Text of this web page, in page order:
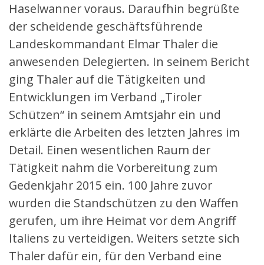
Haselwanner voraus. Daraufhin begrüßte
der scheidende geschäftsführende
Landeskommandant Elmar Thaler die
anwesenden Delegierten. In seinem Bericht
ging Thaler auf die Tätigkeiten und
Entwicklungen im Verband „Tiroler
Schützen“ in seinem Amtsjahr ein und
erklärte die Arbeiten des letzten Jahres im
Detail. Einen wesentlichen Raum der
Tätigkeit nahm die Vorbereitung zum
Gedenkjahr 2015 ein. 100 Jahre zuvor
wurden die Standschützen zu den Waffen
gerufen, um ihre Heimat vor dem Angriff
Italiens zu verteidigen. Weiters setzte sich
Thaler dafür ein, für den Verband eine